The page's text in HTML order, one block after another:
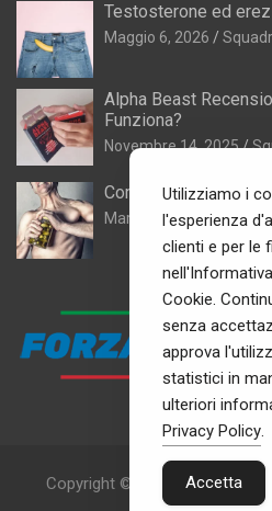
Testosterone ed
Maggio 6, 2026
Alpha Beast
Funziona?
Novembre 14, 2025
Come mettere
Marzo 28, 2025
Copyright © 2026
I Migliori
Utilizziamo i
l'esperienza
clienti e per le
Cookie.
senza
approva
statistici in
ulteriori
Privacy Policy.
Accetta